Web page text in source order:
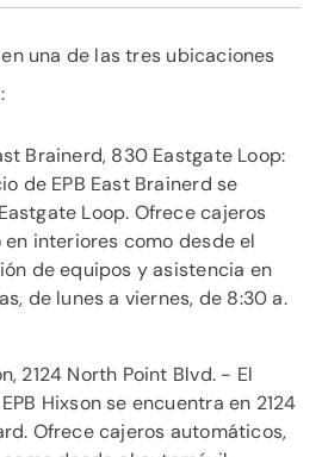
una de las tres ubicaciones
Brainerd, 830 Eastgate Loop:
de EPB East Brainerd se
Loop. Ofrece cajeros
interiores como desde el
de equipos y asistencia en
de lunes a viernes, de 8:30 a.
2124 North Point Blvd. - El
Hixson se encuentra en 2124
Ofrece cajeros automáticos,